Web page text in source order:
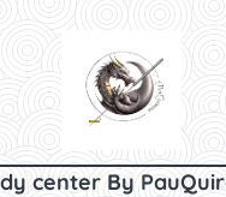
centerBy